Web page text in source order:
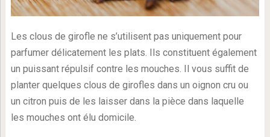
Les clous de girofle ne s’utilisent pas uniquement pour
parfumer délicatement les plats. Ils constituent également
un puissant répulsif contre les mouches. Il vous suffit de
planter quelques clous de girofles dans un oignon cru ou
un citron puis de les laisser dans la pièce dans laquelle
les mouches ont élu domicile.